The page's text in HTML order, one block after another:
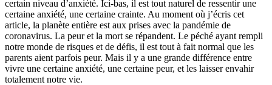
certain niveau d’anxiété. Ici-bas, il est tout naturel de ressentir une
certaine anxiété, une certaine crainte. Au moment où j’écris cet
article, la planète entière est aux prises avec la pandémie de
coronavirus. La peur et la mort se répandent. Le péché ayant rempli
notre monde de risques et de défis, il est tout à fait normal que les
parents aient parfois peur. Mais il y a une grande différence entre
vivre une certaine anxiété, une certaine peur, et les laisser envahir
totalement notre vie.